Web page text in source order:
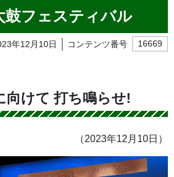
鼓フェスティバル
年12月10日 コンテンツ番号 16669
向けて 打ち鳴らせ!
（2023年12月10日）